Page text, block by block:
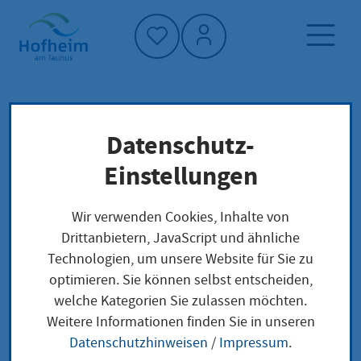
Startseite"
Dienstleistung-Finder
Lokale Anliegen
Kühlgeräte-Tauschprogramm
Kühlgeräte-
Tauschprogramm
Datenschutz-
Einstellungen
Wir verwenden Cookies, Inhalte von
Drittanbietern, JavaScript und ähnliche
Technologien, um unsere Website für Sie zu
optimieren. Sie können selbst entscheiden,
welche Kategorien Sie zulassen möchten.
Weitere Informationen finden Sie in unseren
Datenschutzhinweisen / Impressum.